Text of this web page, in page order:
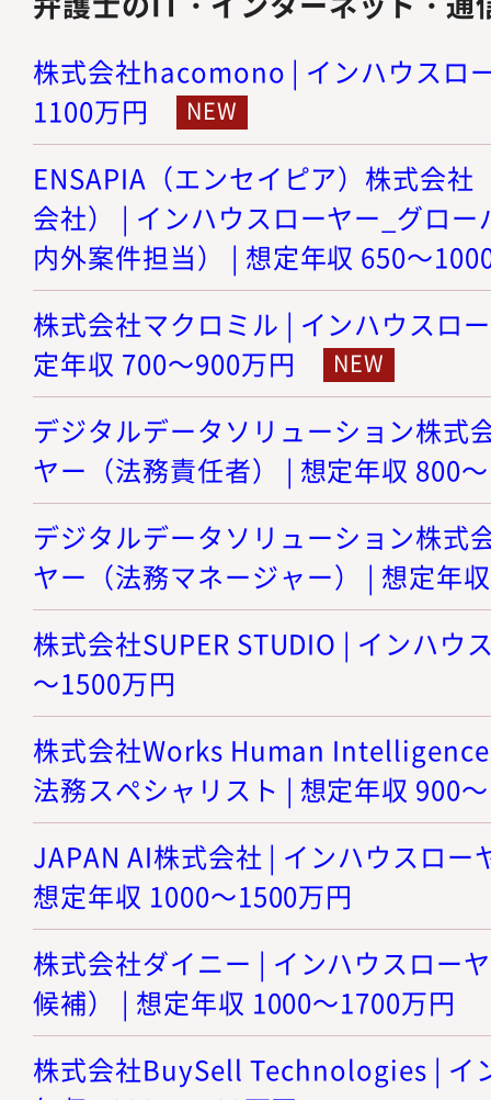
株式会社hacomono | インハウスロ
1100万円
ENSAPIA（エンセイピア）株式会
会社） | インハウスローヤー_グロ
内外案件担当） | 想定年収 650～
株式会社マクロミル | インハウスロ
定年収 700～900万円
デジタルデータソリューション株式
ヤー（法務責任者） | 想定年収 800
デジタルデータソリューション株式
ヤー（法務マネージャー） | 想定年
株式会社SUPER STUDIO | インハウ
～1500万円
株式会社Works Human
法務スペシャリスト | 想定年収 900
JAPAN AI株式会社 | インハウスロー
想定年収 1000～1500万円
株式会社ダイニー | インハウスロー
候補） | 想定年収 1000～1700万円
株式会社BuySell Technologies | イ